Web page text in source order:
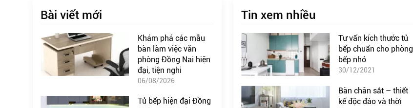
Bài viết mới
Khám phá các mẫu
bàn làm việc văn
phòng Đồng Nai hiện
đại, tiện nghi
06/08/2026
Tủ bếp hiện đại Đồng
Tin xem nhiều
Tư vấn kích thước tủ
bếp chuẩn cho phòng
bếp nhỏ
30/12/2021
Bàn chân sắt – thiết
kế độc đáo và thời